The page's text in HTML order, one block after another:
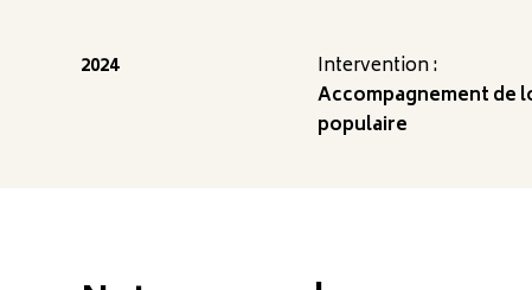
2024
Intervention :
Accompagnement de
populaire